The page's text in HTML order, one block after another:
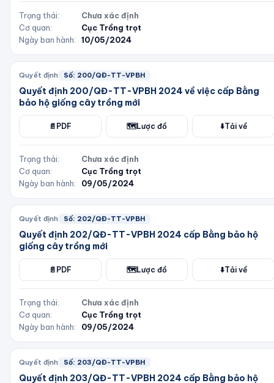
Trạng thái:
Chưa xác định
Cơ quan:
Cục Trồng trọt
Ngày ban hành:
10/05/2024
Quyết định Số: 200/QĐ-TT-VPBH
Quyết định 200/QĐ-TT-VPBH 2024 về việc cấp Bằng
bảo hộ giống cây trồng mới
📄 PDF 🗺️Lược đồ ⬇️Tải về
Trạng thái:
Chưa xác định
Cơ quan:
Cục Trồng trọt
Ngày ban hành:
09/05/2024
Quyết định Số: 202/QĐ-TT-VPBH
Quyết định 202/QĐ-TT-VPBH 2024 cấp Bằng bảo hộ
giống cây trồng mới
📄 PDF 🗺️Lược đồ ⬇️Tải về
Trạng thái:
Chưa xác định
Cơ quan:
Cục Trồng trọt
Ngày ban hành:
09/05/2024
Quyết định Số: 203/QĐ-TT-VPBH
Quyết định 203/QĐ-TT-VPBH 2024 cấp Bằng bảo hộ